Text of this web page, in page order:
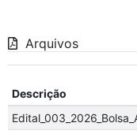
Arquivos
Descrição